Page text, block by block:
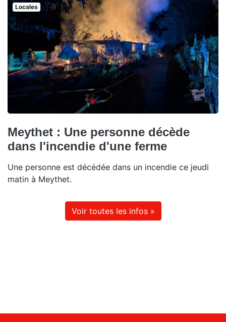
Locales
Meythet : Une personne décède
dans l'incendie d'une ferme
Une personne est décédée dans un incendie ce jeudi
matin à Meythet.
Voir toutes les infos »